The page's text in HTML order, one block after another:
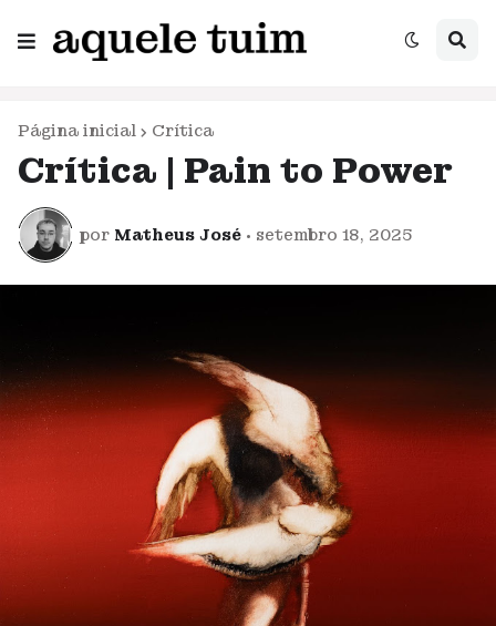
Página inicial Crítica
Crítica | Pain to Power
por Matheus José • setembro 18, 2025